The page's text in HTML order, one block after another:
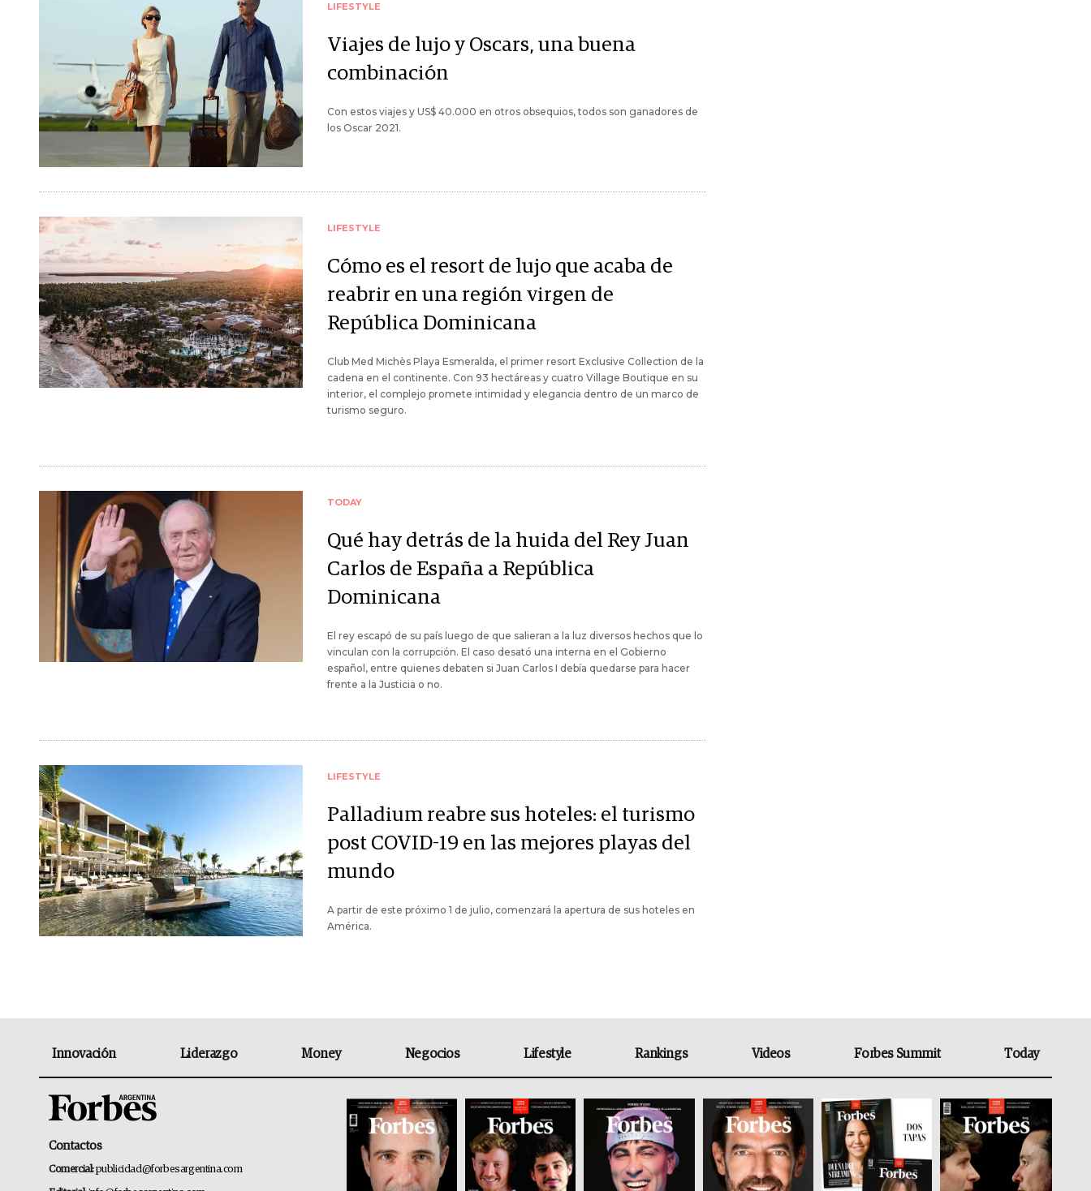
LIFESTYLE
Viajes de lujo y Oscars, una buena
combinación
Con estos viajes y US$ 40.000 en otros obsequios, todos son ganadores de
los Oscar 2021.
LIFESTYLE
Cómo es el resort de lujo que acaba de
reabrir en una región virgen de
República Dominicana
Club Med Michès Playa Esmeralda, el primer resort Exclusive Collection de la
cadena en el continente. Con 93 hectáreas y cuatro Village Boutique en su
interior, el complejo promete intimidad y elegancia dentro de un marco de
turismo seguro.
TODAY
Qué hay detrás de la huida del Rey Juan
Carlos de España a República
Dominicana
El rey escapó de su país luego de que salieran a la luz diversos hechos que lo
vinculan con la corrupción. El caso desató una interna en el Gobierno
español, entre quienes debaten si Juan Carlos I debía quedarse para hacer
frente a la Justicia o no.
LIFESTYLE
Palladium reabre sus hoteles: el turismo
post COVID-19 en las mejores playas del
mundo
A partir de este próximo 1 de julio, comenzará la apertura de sus hoteles en
América.
Innovación Liderazgo Money Negocios Lifestyle Rankings Videos Forbes Summit Today
Contactos
Comercial:publicidad@forbesargentina.com